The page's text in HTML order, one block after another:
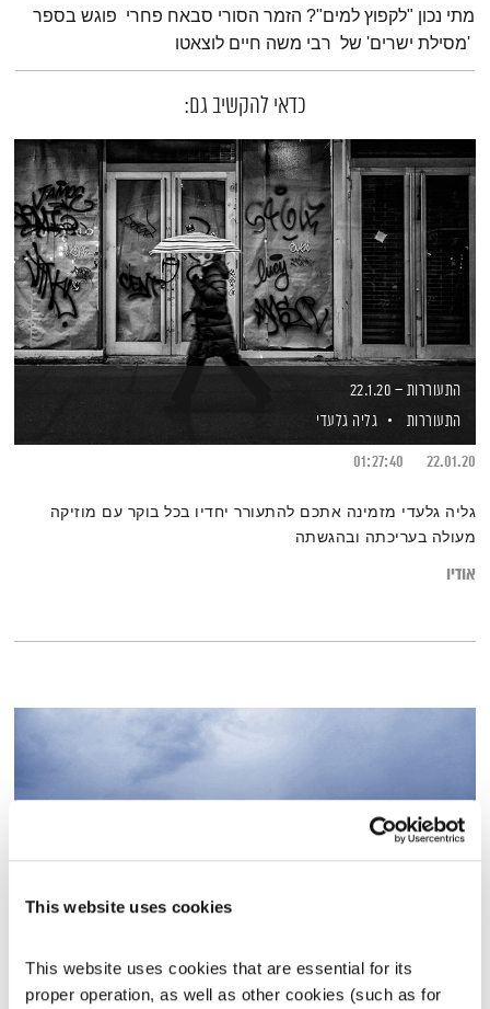
This website uses cookies
This website uses cookies that are essential for its
proper operation, as well as other cookies (such as for
תמצית הפודקאסט
מתי נכון "לקפוץ למים"? הזמר הסורי סבאח פחרי פוגש בספר
'מסילת ישרים' של רבי משה חיים לוצאטו
כדאי להקשיב גם:
התעוררות – 22.1.20
התעוררות
גליה גלעדי
22.01.20
01:27:40
גליה גלעדי מזמינה אתכם להתעורר יחדיו בכל בוקר עם מוזיקה
מעולה בעריכתה ובהגשתה
אודיו
אחת ששומעת – 20.4.23
אחת ששומעת
אליענה בן דוד